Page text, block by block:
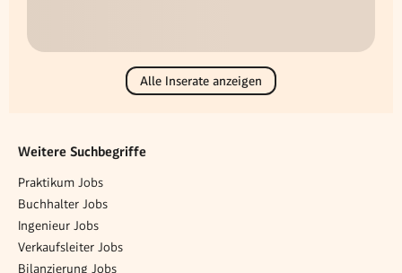
Alle Inserate anzeigen
Weitere Suchbegriffe
Praktikum Jobs
Buchhalter Jobs
Ingenieur Jobs
Verkaufsleiter Jobs
Bilanzierung Jobs